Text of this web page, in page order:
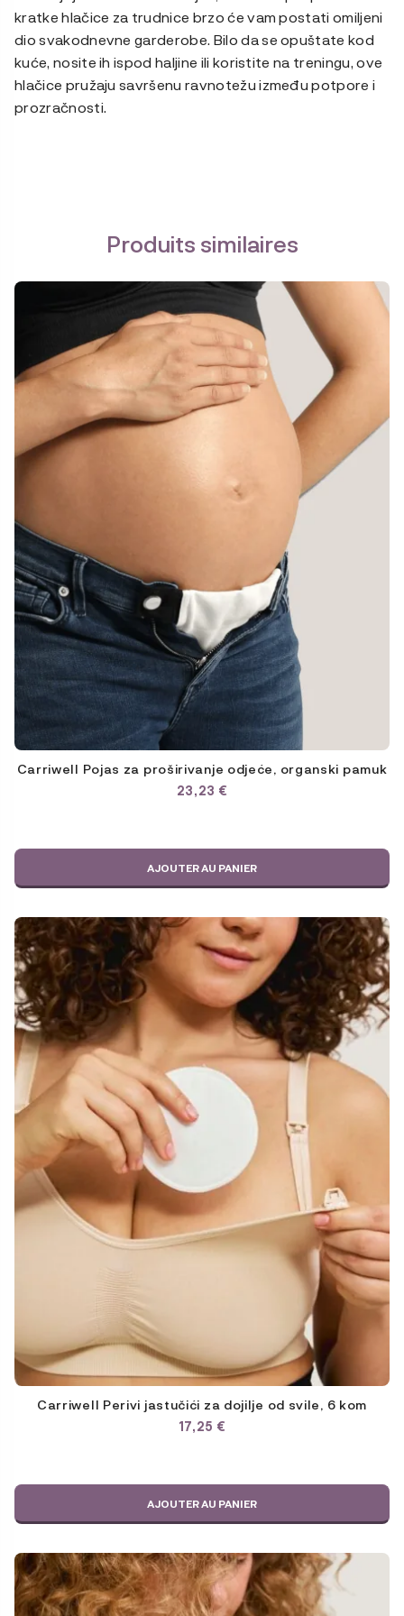
kratke hlačice za trudnice brzo će vam postati omiljeni
dio svakodnevne garderobe. Bilo da se opuštate kod
kuće, nosite ih ispod haljine ili koristite na treningu, ove
hlačice pružaju savršenu ravnotežu između potpore i
prozračnosti.
Produits similaires
Carriwell Pojas za proširivanje odjeće, organski pamuk
23,23 €
AJOUTER AU PANIER
Carriwell Perivi jastučići za dojilje od svile, 6 kom
17,25 €
AJOUTER AU PANIER